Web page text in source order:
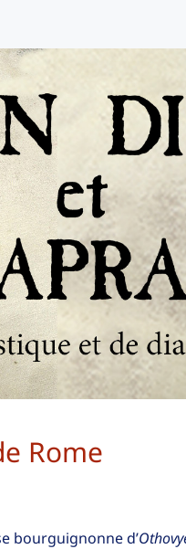
Rome
bourguignonne d’